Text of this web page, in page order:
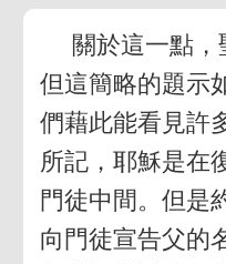
關於這一點，
但這簡略的題示
們藉此能看見許
所記，耶穌是在
門徒中間。但是
向門徒宣告父的